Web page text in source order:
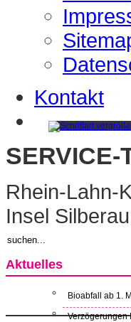
Kontakt
SERVICE-
Rhein-Lahn-
Insel
Aktuelles
Bioabfall ab 1.
Verzögerungen